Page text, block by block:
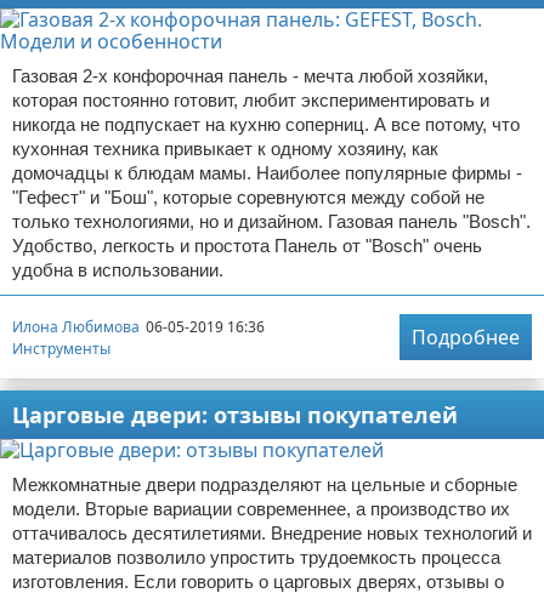
Газовая 2-х конфорочная панель - мечта любой хозяйки,
которая постоянно готовит, любит экспериментировать и
никогда не подпускает на кухню соперниц. А все потому, что
кухонная техника привыкает к одному хозяину, как
домочадцы к блюдам мамы. Наиболее популярные фирмы -
"Гефест" и "Бош", которые соревнуются между собой не
только технологиями, но и дизайном. Газовая панель "Bosch".
Удобство, легкость и простота Панель от "Bosch" очень
удобна в использовании.
Илона Любимова 06-05-2019 16:36
Инструменты
Подробнее
Царговые двери: отзывы покупателей
Межкомнатные двери подразделяют на цельные и сборные
модели. Вторые вариации современнее, а производство их
оттачивалось десятилетиями. Внедрение новых технологий и
материалов позволило упростить трудоемкость процесса
изготовления. Если говорить о царговых дверях, отзывы о